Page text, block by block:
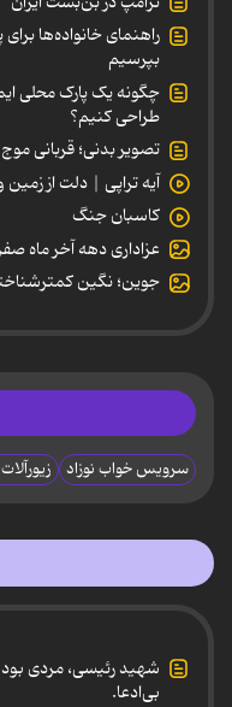
راهنمای خانواده‌ها
بپرسیم
چگونه یک پارک محلی
طراحی کنیم؟
تصویر بدنی؛ قربانی
آیه تراپی | دلت از زمین
کاسبان جنگ
عزاداری دهه آخر ماه
جوین؛ نگین
سرویس خواب نوزاد
شهید رئیسی، مردی
بی‌ادعا.